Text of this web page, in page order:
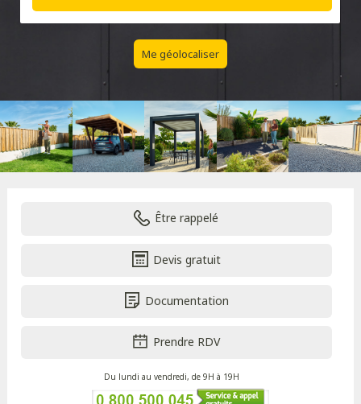
Me géolocaliser
Être rappelé
Devis gratuit
Documentation
Prendre RDV
Du lundi au vendredi, de 9H à 19H